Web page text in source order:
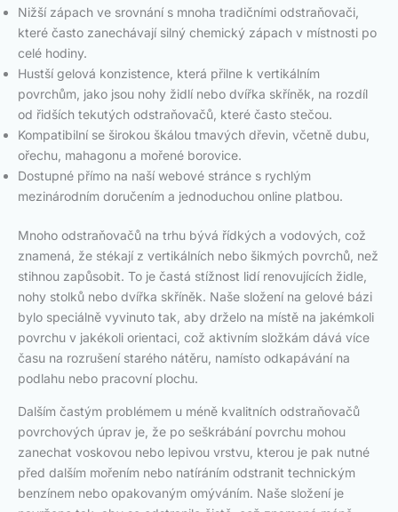
Nižší zápach ve srovnání s mnoha tradičními odstraňovači,
které často zanechávají silný chemický zápach v místnosti po
celé hodiny.
Hustší gelová konzistence, která přilne k vertikálním
povrchům, jako jsou nohy židlí nebo dvířka skříněk, na rozdíl
od řidších tekutých odstraňovačů, které často stečou.
Kompatibilní se širokou škálou tmavých dřevin, včetně dubu,
ořechu, mahagonu a mořené borovice.
Dostupné přímo na naší webové stránce s rychlým
mezinárodním doručením a jednoduchou online platbou.
Mnoho odstraňovačů na trhu bývá řídkých a vodových, což
znamená, že stékají z vertikálních nebo šikmých povrchů, než
stihnou zapůsobit. To je častá stížnost lidí renovujících židle,
nohy stolků nebo dvířka skříněk. Naše složení na gelové bázi
bylo speciálně vyvinuto tak, aby drželo na místě na jakémkoli
povrchu v jakékoli orientaci, což aktivním složkám dává více
času na rozrušení starého nátěru, namísto odkapávání na
podlahu nebo pracovní plochu.
Dalším častým problémem u méně kvalitních odstraňovačů
povrchových úprav je, že po seškrábání povrchu mohou
zanechat voskovou nebo lepivou vrstvu, kterou je pak nutné
před dalším mořením nebo natíráním odstranit technickým
benzínem nebo opakovaným omýváním. Naše složení je